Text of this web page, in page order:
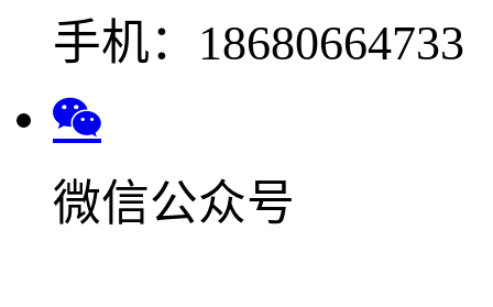
手机：18680664733
微信公众号